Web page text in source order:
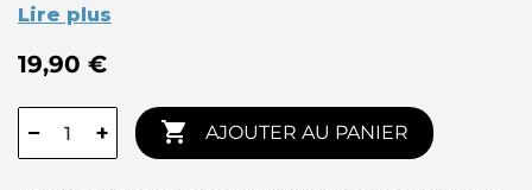
Lire plus
19,90 €
− +  AJOUTER AU PANIER